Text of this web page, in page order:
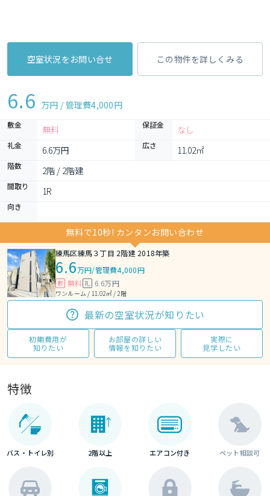
空室状況をお問い合せ この物件を詳しくみる
6.6 万円 / 管理費4,000円
敷金 無料 保証金 なし
礼金 6.6万円 広さ 11.02㎡
階数 2階 / 2階建
間取り 1R
向き
無料で10秒! カンタンお問い合わせ
練馬区練馬３丁目 2階建 2018年築
6.6万円/管理費4,000円
敷 無料 礼 6.6万円
ワンルーム / 11.02㎡ / 2階
最新の空室状況が知りたい
初期費用が
知りたい
お部屋の詳しい
情報を知りたい
実際に
見学したい
特徴
バス・トイレ別 2階以上 エアコン付き ペット相談可